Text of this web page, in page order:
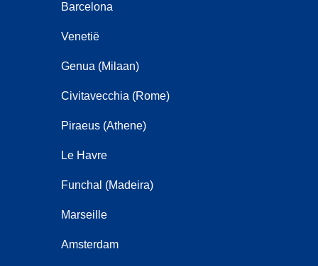
Barcelona
Venetië
Genua (Milaan)
Civitavecchia (Rome)
Piraeus (Athene)
Le Havre
Funchal (Madeira)
Marseille
Amsterdam